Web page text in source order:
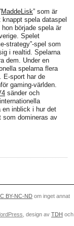
MaddeLisk” som är
spela dataspel
började spela är
Spelet
strategy”-spel som
i realtid. Spelarna
dem. Under en
spelarna flera
E-sport har de
gaming-världen.
sänder och
en inblick i hur det
som domineras av
BY-NC-ND om inget annat
, design av TDH och